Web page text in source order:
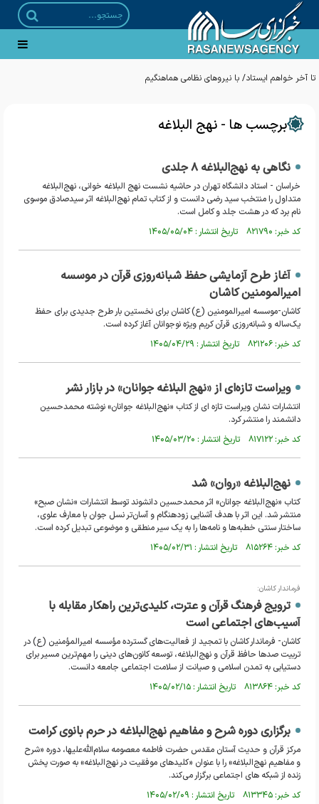
برچسب ها - نهج البلاغه
نگاهی به نهج‌البلاغه ۸ جلدی
خراسان - استاد دانشگاه تهران در حاشیه نشست نهج البلاغه خوانی، نهج‌البلاغه‌
متداول را منتخب سید رضی دانست و از کتاب تمام نهج‌البلاغه اثر سیدصادق موسوی
نام برد که در هشت جلد و کامل است.
کد خبر: ۸۲۱۷۹۰ تاریخ انتشار : ۱۴۰۵/۰۵/۰۴
آغاز طرح آزمایشی حفظ شبانه‌روزی قرآن در موسسه
امیرالمومنین کاشان
کاشان-موسسه امیرالمومنین (ع) کاشان برای نخستین بار طرح جدیدی برای حفظ
یک‌ساله و شبانه‌روزی قرآن کریم ویژه نوجوانان آغاز کرده است.
کد خبر: ۸۲۱۲۰۶ تاریخ انتشار : ۱۴۰۵/۰۴/۲۹
ویراست تازه‌ای از «نهج البلاغه جوانان» در بازار نشر
انتشارات نشان ویراست تازه ای از کتاب «نهج‌البلاغه جوانان» نوشته محمدحسین
دانشمند را منتشر کرد.
کد خبر: ۸۱۷۱۲۲ تاریخ انتشار : ۱۴۰۵/۰۳/۲۰
نهج‌البلاغه «روان» شد
کتاب «نهج‌البلاغه جوانان» اثر محمدحسین دانشوند توسط انتشارات «نشان صبح»
منتشر شد. این اثر با هدف آشنایی زودهنگام و آسان‌تر نسل جوان با معارف علوی،
ساختار سنتی خطبه‌ها و نامه‌ها را به یک سیر منطقی و موضوعی تبدیل کرده است.
کد خبر: ۸۱۵۲۶۴ تاریخ انتشار : ۱۴۰۵/۰۲/۳۱
فرماندار کاشان:
ترویج فرهنگ قرآن و عترت، کلیدی‌ترین راهکار مقابله با
آسیب‌های اجتماعی است
کاشان- فرماندار کاشان با تمجید از فعالیت‌های گسترده مؤسسه امیرالمؤمنین (ع) در
تربیت صد‌ها حافظ قرآن و نهج‌البلاغه، توسعه کانون‌های دینی را مهم‌ترین مسیر برای
دستیابی به تمدن اسلامی و صیانت از سلامت اجتماعی جامعه دانست.
کد خبر: ۸۱۳۸۶۴ تاریخ انتشار : ۱۴۰۵/۰۲/۱۵
برگزاری دوره شرح و مفاهیم نهج‌البلاغه در حرم بانوی کرامت
مرکز قرآن و حدیث آستان مقدس حضرت فاطمه معصومه سلام‌الله‌علیها، دوره «شرح
و مفاهیم نهج‌البلاغه» را با عنوان «کلیدهای موفقیت در نهج‌البلاغه» به صورت پخش
زنده از شبکه های اجتماعی برگزار می‌کند.
کد خبر: ۸۱۳۳۴۵ تاریخ انتشار : ۱۴۰۵/۰۲/۰۹